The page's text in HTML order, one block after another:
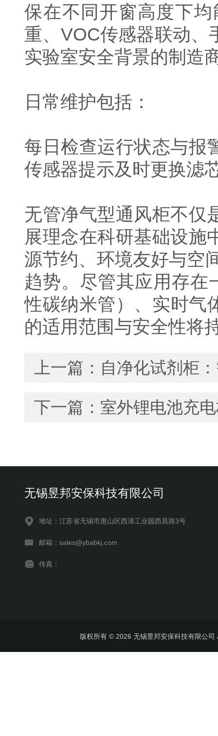
保在不同开窗高度下
重、VOC传感器联动、
实验室安全背景的制造
日常维护包括：
每日检查运行状态与报
传感器提示及时更换滤
无管净气型通风柜不仅
展理念在科研基础设施
源节约、环境友好与空
趋势。尽管其应用存在
性碳纳米管）、实时气
的适用范围与安全性将
上一篇： 自净化试剂柜
下一篇： 室外锂电池充
无锡昱邦安保科技有限公司
地址：江苏省无锡市惠山区西漳工业园西昌路3号
邮箱：sales@ybabkj.com
传真：
版权所有 © 2026 无锡昱邦安保科技有限